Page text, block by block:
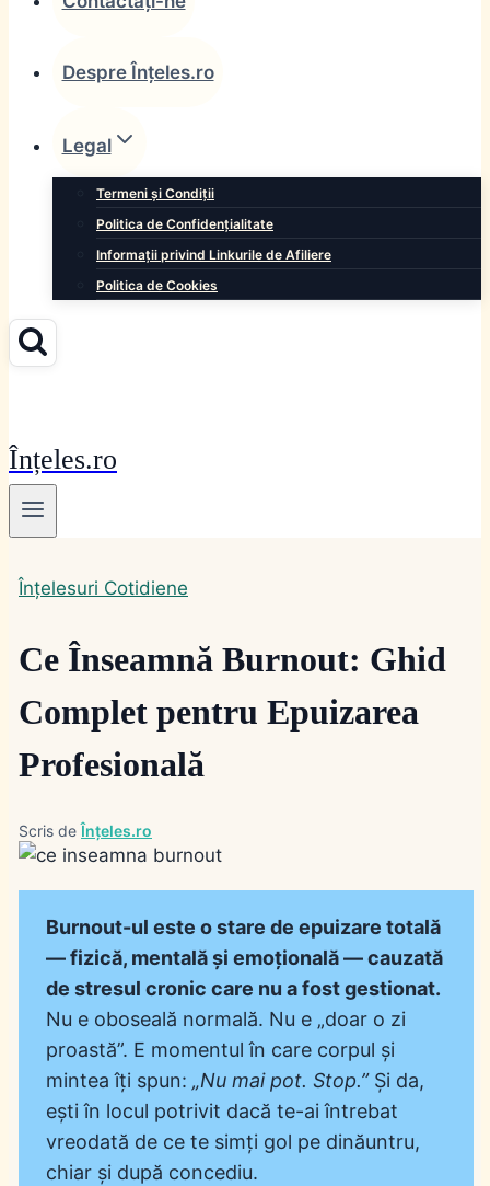
Despre Înțeles.ro
Legal
Termeni și Condiții
Politica de Confidențialitate
Informații privind Linkurile de Afiliere
Politica de Cookies
Înțeles.ro
Înțelesuri Cotidiene
Ce Înseamnă Burnout: Ghid
Complet pentru Epuizarea
Profesională
Scris de Înțeles.ro
Burnout-ul este o stare de epuizare totală
— fizică, mentală și emoțională — cauzată
de stresul cronic care nu a fost gestionat.
Nu e oboseală normală. Nu e „doar o zi
proastă”. E momentul în care corpul și
mintea îți spun: „Nu mai pot. Stop.”Și da,
ești în locul potrivit dacă te-ai întrebat
vreodată de ce te simți gol pe dinăuntru,
chiar și după concediu.